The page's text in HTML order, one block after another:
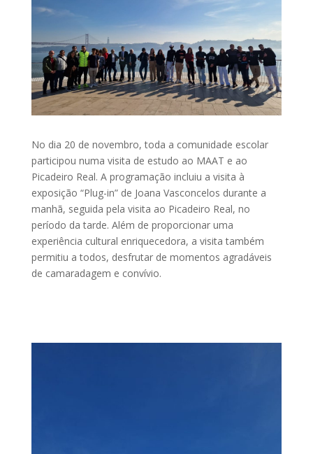
No dia 20 de novembro, toda a comunidade escolar
participou numa visita de estudo ao MAAT e ao
Picadeiro Real. A programação incluiu a visita à
exposição “Plug-in” de Joana Vasconcelos durante a
manhã, seguida pela visita ao Picadeiro Real, no
período da tarde. Além de proporcionar uma
experiência cultural enriquecedora, a visita também
permitiu a todos, desfrutar de momentos agradáveis
de camaradagem e convívio.